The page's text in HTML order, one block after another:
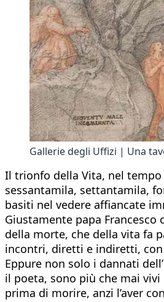
Gallerie degli Uffizi | Una
Il trionfo della Vita, nel
sessantamila, settantamila,
basiti nel vedere affiancate
Giustamente papa
della morte, che della vita fa
incontri, diretti e indiretti, con
Eppure non solo i dannati
il poeta, sono più che mai
prima di morire, anzi l’aver